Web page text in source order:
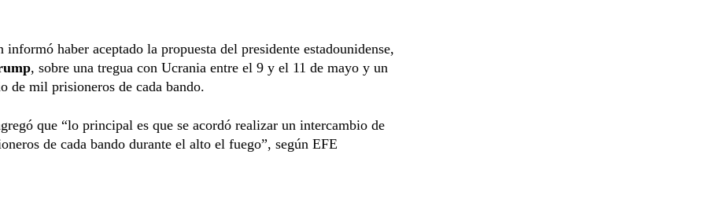
haber aceptado la propuesta del presidente estadounidense,
, sobre una tregua con Ucrania entre el 9 y el 11 de mayo y un
de mil prisioneros de cada bando.
que “lo principal es que se acordó realizar un intercambio de
de cada bando durante el alto el fuego”, según EFE